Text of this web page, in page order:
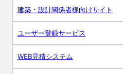
建築・設計関係者様向けサイト
ユーザー登録サービス
WEB見積システム